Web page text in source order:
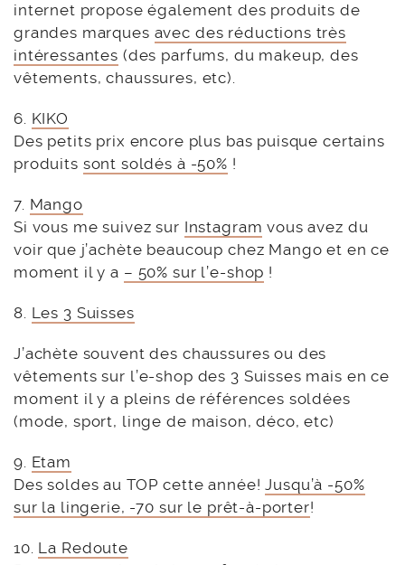
internet propose également des produits de
grandes marques avec des réductions très
intéressantes (des parfums, du makeup, des
vêtements, chaussures, etc).
6. KIKO
Des petits prix encore plus bas puisque certains
produits sont soldés à -50% !
7. Mango
Si vous me suivez sur Instagram vous avez du
voir que j’achète beaucoup chez Mango et en ce
moment il y a – 50% sur l’e-shop !
8. Les 3 Suisses
J’achète souvent des chaussures ou des
vêtements sur l’e-shop des 3 Suisses mais en ce
moment il y a pleins de références soldées
(mode, sport, linge de maison, déco, etc)
9. Etam
Des soldes au TOP cette année!Jusqu’à -50%
sur la lingerie, -70 sur le prêt-à-porter!
10. La Redoute